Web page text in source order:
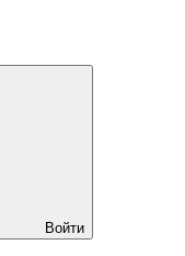
Войти